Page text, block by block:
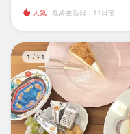
人気 最終更新日：11日前
1 / 21